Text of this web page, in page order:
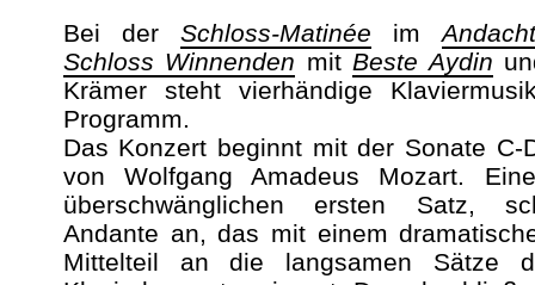
Bei der Schloss-Matinée im
Schloss Winnenden mit Beste Aydin
Krämer steht vierhändige
Programm.
Das Konzert beginnt mit der Sonate C-
von Wolfgang Amadeus Mozart.
überschwänglichen ersten Satz,
Andante an, das mit einem
Mittelteil an die langsamen Sätze